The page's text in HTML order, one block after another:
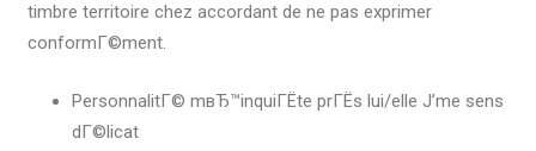
timbre territoire chez accordant de ne pas exprimer
conformГ©ment.
PersonnalitГ© mвЂ™inquiГЁte prГЁs lui/elle J’me sens
dГ©licat